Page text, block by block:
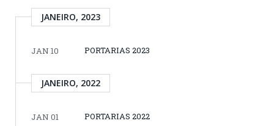
JANEIRO, 2023
JAN 10 PORTARIAS 2023
JANEIRO, 2022
JAN 01 PORTARIAS 2022